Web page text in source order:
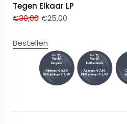
Tegen Elkaar LP
€30,00 €25,00
Bestellen